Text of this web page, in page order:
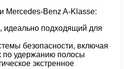
Mercedes-Benz A-Klasse:
идеально подходящий для
безопасности, включая
по удержанию полосы
экстренное